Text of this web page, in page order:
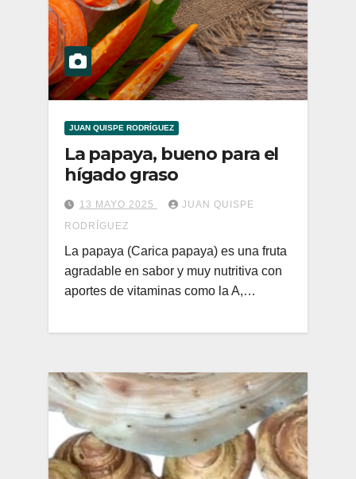
JUAN QUISPE RODRÍGUEZ
La papaya, bueno para el
hígado graso
13 MAYO 2025
JUAN QUISPE
RODRÍGUEZ
La papaya (Carica papaya) es una fruta
agradable en sabor y muy nutritiva con
aportes de vitaminas como la A,…